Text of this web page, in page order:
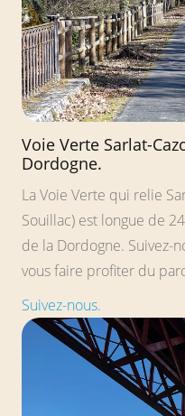
Voie Verte Sarlat-
Dordogne.
La Voie Verte qui relie
Souillac) est longue de
de la Dordogne. Suivez-
vous faire profiter du
Suivez-nous.